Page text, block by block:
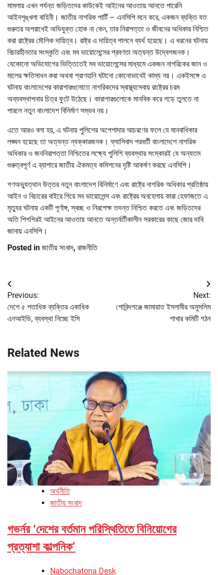
মামলায় এখন পর্যন্ত জড়িতদের কাউকেই আইনের আওতায় আনতে পারেনি
আইনশৃঙ্খলা বাহিনী। জাতীয় নাগরিক পার্টি – এনসিপি মনে করে, একজন ব্যক্তি যত
গুরুতর অপরাধেই অভিযুক্ত হোক না কেন, তার নিরাপত্তা ও জীবনের অধিকার নিশ্চিত
করা রাষ্ট্রের মৌলিক দায়িত্ব। রাষ্ট্র এ দায়িত্ব পালনে ব্যর্থ হয়েছে। এ ধরনের ঘটনায়
বিচারহীনতার সংস্কৃতি এবং মব ভায়োলেন্সের প্রবণতা অত্যন্ত উদ্বেগজনক।
যেকোনো অভিযোগের ভিত্তিতেই মব ভায়োলেন্সের মাধ্যমে একজন নাগরিকের জান ও
মালের ক্ষতিসাধন করা অথবা প্রাণহানি ঘটানো কোনোভাবেই কাম্য নয়। একইসঙ্গে এ
ঘটনায় বাংলাদেশের কারাগারগুলোতে নাগরিকদের স্বাস্থ্যসেবায় রাষ্ট্রের চরম
অব্যবস্থাপনার চিত্র ফুটে উঠেছে। কারাগারগুলোকে মানবিক করে গড়ে তুলতে না
পারলে নতুন বাংলাদেশ বিনির্মাণ সম্ভব নয়।
এতে আরও বলা হয়, এ ঘটনায় পুলিশের অপেশাদার আচরণের ফলে যে মানবাধিকার
লঙ্ঘন হয়েছে তা অত্যন্ত ন্যক্কারজনক। ফ্যাসিবাদ পরবর্তী বাংলাদেশে নাগরিক
অধিকার ও জননিরাপত্তা নিশ্চিতের লক্ষ্যে পুলিশি ব্যবস্থার সংস্কারই যে অন্যতম
গুরুত্বপূর্ণ এ ব্যাপারে জাতীয় ঐকমত্য কমিশনের দৃষ্টি আকর্ষণ করছে এনসিপি।
গণঅভ্যুত্থান উত্তর নতুন বাংলাদেশ বিনির্মাণে এবং রাষ্ট্রে নাগরিক অধিকার প্রতিষ্ঠায়
আইন ও বিচারের বাইরে গিয়ে মব ভায়োলেন্স এবং রাষ্ট্রের অবহেলায় কারা হেফাজতে এ
মৃত্যুর ঘটনায় একটি পূর্ণাঙ্গ, স্বচ্ছ ও নিরপেক্ষ তদন্ত নিশ্চিত করতে এবং জড়িতদের
অতি শিগগিরই আইনের আওতায় আনতে অন্তর্বর্তীকালীন সরকারের কাছে জোর দাবি
জানায় এনসিপি।
Posted in জাতীয় সংবাদ, রাজনীতি
Post
navigation
Previous:
দেশে ৫ শতাধিক ব্যক্তির একাধিক
এনআইডি, ব্যবস্থা নিচ্ছে ইসি
Next:
গোবিন্দগঞ্জে জামায়াত ইসলামীর অমুসলিম
শাখার কমিটি গঠন
Related News
অর্থনীতি
জাতীয় সংবাদ
গভর্নর ‘দেশের বর্তমান পরিস্থিতিতে বিনিয়োগের
প্রত্যাশা কাল্পনিক’
Nabochatona Desk